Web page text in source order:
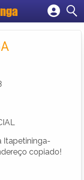
Itapetininga-
copiado!